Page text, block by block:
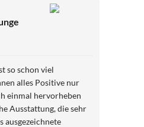
so schon viel
alles Positive nur
einmal hervorheben
Ausstattung, die sehr
ausgezeichnete